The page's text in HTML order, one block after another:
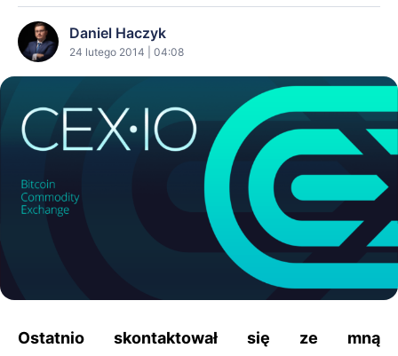
Daniel Haczyk
24 lutego 2014 | 04:08
Ostatnio skontaktował się ze mną